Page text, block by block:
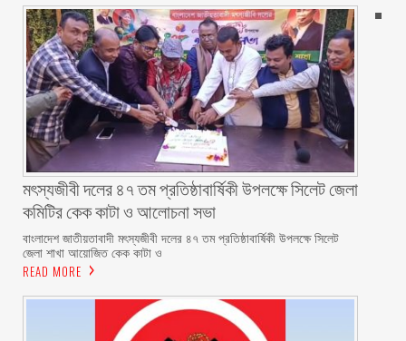
মৎস্যজীবী দলের ৪৭ তম প্রতিষ্ঠাবার্ষিকী উপলক্ষে সিলেট জেলা
কমিটির কেক কাটা ও আলোচনা সভা ‎
বাংলাদেশ জাতীয়তাবাদী মৎস্যজীবী দলের ৪৭ তম প্রতিষ্ঠাবার্ষিকী উপলক্ষে সিলেট
জেলা শাখা আয়োজিত কেক কাটা ও
READ MORE